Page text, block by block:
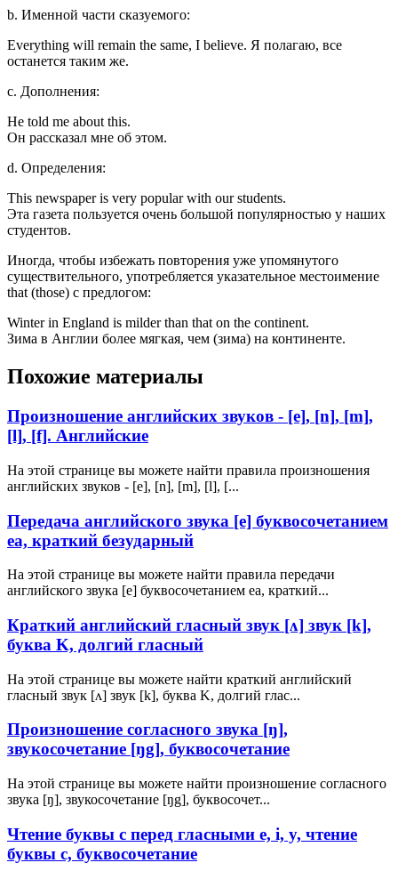
b. Именной части сказуемого:
Everything will remain the same, I believe. Я полагаю, все
останется таким же.
c. Дополнения:
Не told me about this.
Он рассказал мне об этом.
d. Определения:
This newspaper is very popular with our students.
Эта газета пользуется очень большой популярностью у наших
студентов.
Иногда, чтобы избежать повторения уже упомянутого
существительного, употребляется указательное местоимение
that (those) с предлогом:
Winter in England is milder than that on the continent.
Зима в Англии более мягкая, чем (зима) на континенте.
Похожие материалы
Произношение английских звуков - [e], [n], [m],
[l], [f]. Английские
На этой странице вы можете найти правила произношения
английских звуков - [e], [n], [m], [l], [...
Передача английского звука [e] буквосочетанием
еа, краткий безударный
На этой странице вы можете найти правила передачи
английского звука [e] буквосочетанием еа, краткий...
Краткий английский гласный звук [ʌ] звук [k],
буква K, долгий гласный
На этой странице вы можете найти краткий английский
гласный звук [ʌ] звук [k], буква K, долгий глас...
Произношение согласного звука [ŋ],
звукосочетание [ŋg], буквосочетание
На этой странице вы можете найти произношение согласного
звука [ŋ], звукосочетание [ŋg], буквосочет...
Чтение буквы с перед гласными e, i, y, чтение
буквы с, буквосочетание